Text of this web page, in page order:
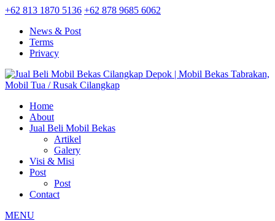
+62 813 1870 5136 +62 878 9685 6062
News & Post
Terms
Privacy
Home
About
Jual Beli Mobil Bekas
Artikel
Galery
Visi & Misi
Post
Post
Contact
MENU